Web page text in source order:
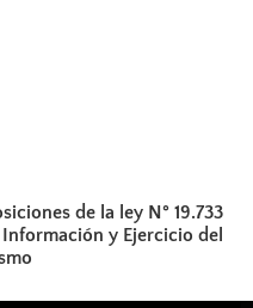
de la ley N° 19.733
y Ejercicio del